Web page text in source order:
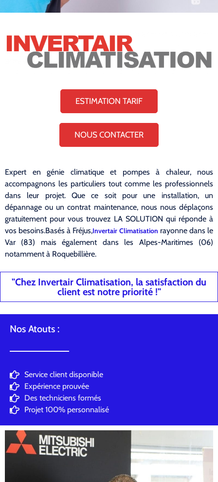
ESTIMATION TARIF
NOUS CONTACTER
Expert en génie climatique et pompes à chaleur, nous
accompagnons les particuliers tout comme les professionnels
dans leur projet. Que ce soit pour une installation, un
dépannage ou un contrat maintenance, nous nous déplaçons
gratuitement pour vous trouvez LA SOLUTION qui réponde à
vos besoins.Basés à Fréjus,Invertair Climatisation rayonne dans le
Var (83) mais également dans les Alpes-Maritimes (06)
notamment à Roquebillière.
"Chez Invertair Climatisation, la satisfaction du
client est notre priorité !"
Nos Atouts :
Service client disponible
Expérience prouvée
Des techniciens formés
Projet 100% personnalisé